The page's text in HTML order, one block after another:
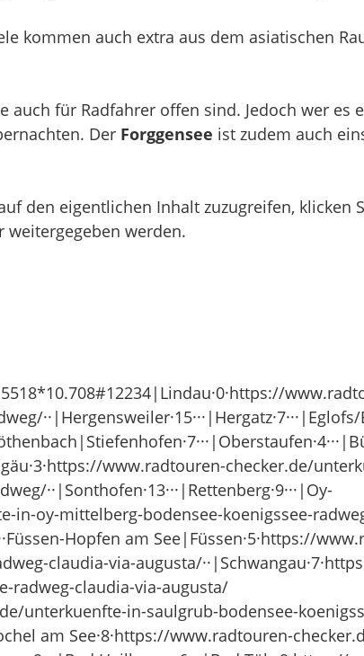
kommen auch extra aus dem asiatischen
auch für Radfahrer offen sind. Jedoch wer es
Der Forggensee ist zudem auch
den eigentlichen Inhalt zuzugreifen, klicken
weitergegeben werden.
www.radtouren-checker.de/
··|Sonthofen·13···|Rettenberg·9···|Oy-
in-oy-mittelberg-bodensee-koenigssee-
Hopfen am See|Füssen·5·https://
claudia-via-augusta/
radweg-claudia-via-augusta/
unterkuenfte-in-saulgrub-bodensee-
am See·8·https://www.radtouren-